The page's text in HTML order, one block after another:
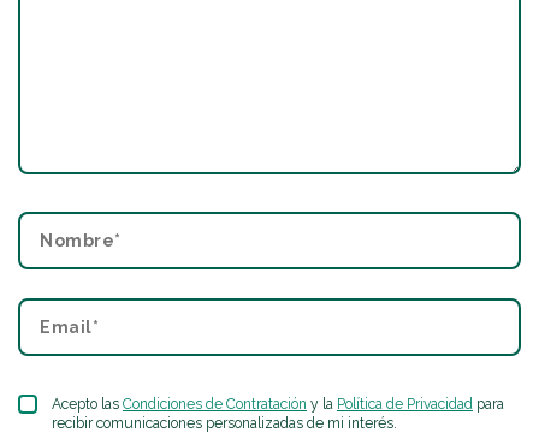
Acepto las Condiciones de Contratación y la Política de Privacidad para
recibir comunicaciones personalizadas de mi interés.